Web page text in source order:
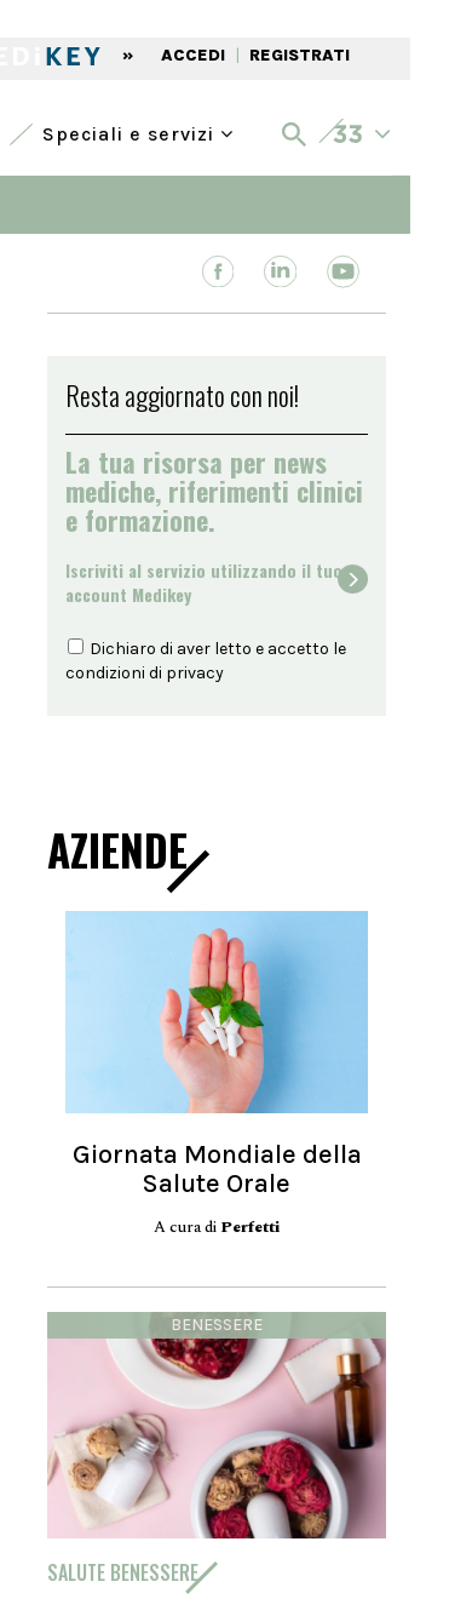
» ACCEDI | REGISTRATI
Speciali e servizi
Resta aggiornato con noi!
La tua risorsa per news
mediche, riferimenti clinici
e formazione.
Iscriviti al servizio utilizzando il tuo
account Medikey
Dichiaro di aver letto e accetto le
condizioni di privacy
AZIENDE
Giornata Mondiale della
Salute Orale
A cura di Perfetti
BENESSERE
SALUTE BENESSERE